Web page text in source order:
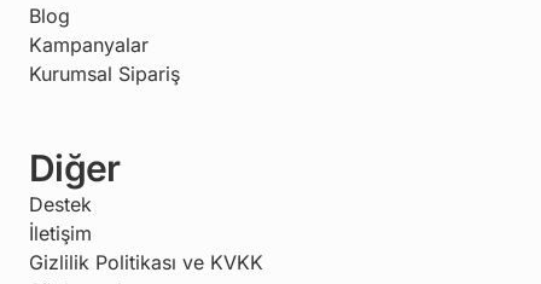
Blog
Kampanyalar
Kurumsal Sipariş
Diğer
Destek
İletişim
Gizlilik Politikası ve KVKK